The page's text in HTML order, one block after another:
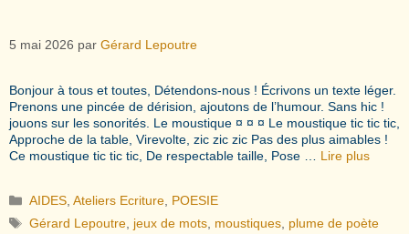
5 mai 2026 par Gérard Lepoutre
Bonjour à tous et toutes, Détendons-nous ! Écrivons un texte léger.
Prenons une pincée de dérision, ajoutons de l’humour. Sans hic !
jouons sur les sonorités. Le moustique ¤ ¤ ¤ Le moustique tic tic tic,
Approche de la table, Virevolte, zic zic zic Pas des plus aimables !
Ce moustique tic tic tic, De respectable taille, Pose … Lire plus
Catégories
AIDES ,Ateliers Ecriture POESIE
Étiquettes
Gérard Lepoutre jeux de mots moustiques plume de poète